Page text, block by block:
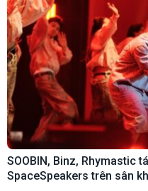
SOOBIN, Binz, Rhymastic
SpaceSpeakers trên sân